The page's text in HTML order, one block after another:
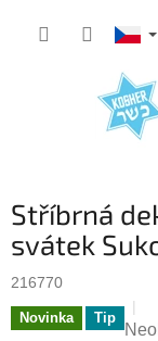
Stříbrná
svátek
216770
Novinka Tip